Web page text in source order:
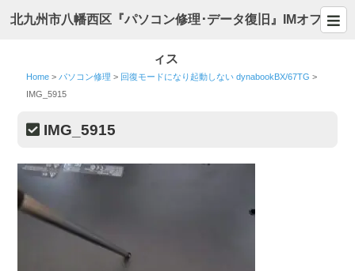
北九州市八幡西区『パソコン修理･データ復旧』IMオフ
ィス
Home > パソコン修理 > 回復モードになり起動しない dynabookBX/67TG >
IMG_5915
IMG_5915